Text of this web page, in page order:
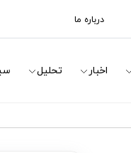
درباره ما
اخبار تحلیل